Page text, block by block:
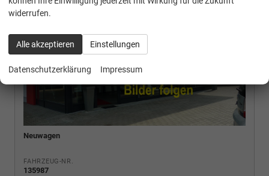
Neuwagen
FAHRZEUG-NR.
135987
widerrufen.
Alle akzeptieren Einstellungen
Datenschutzerklärung Impressum